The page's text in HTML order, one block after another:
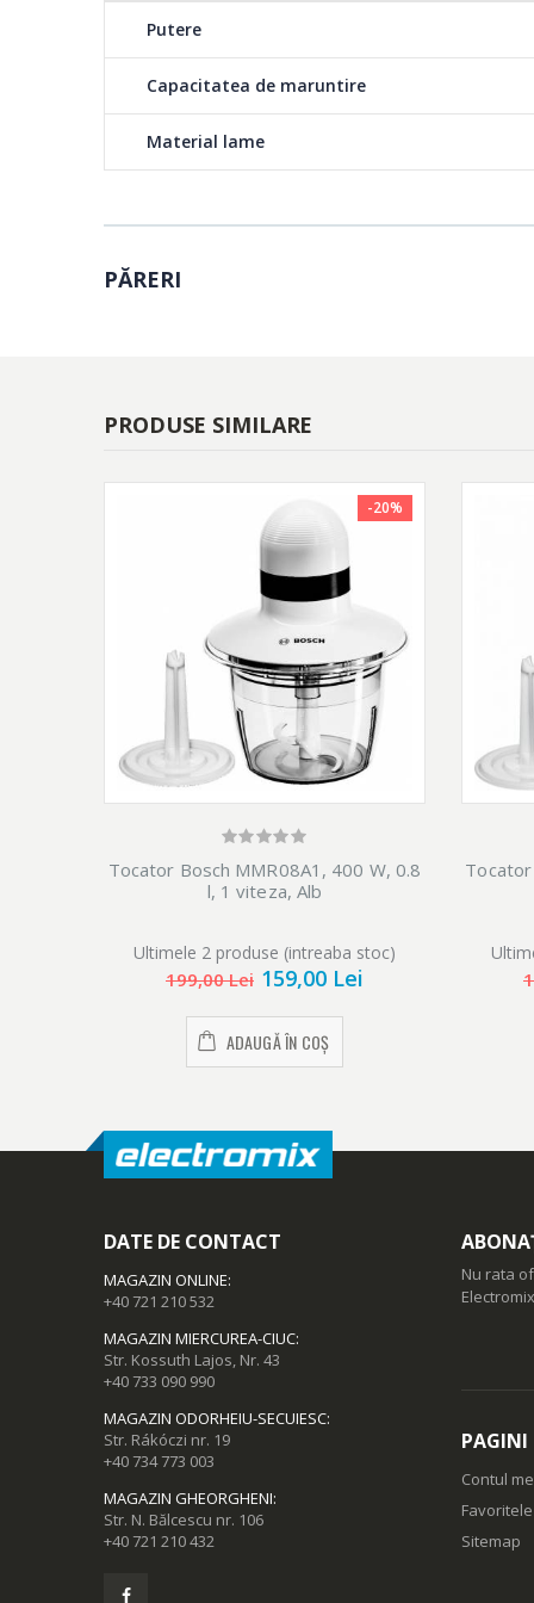
Putere
Capacitatea de maruntire
Material lame
PĂRERI
PRODUSE SIMILARE
-20%
Tocator Bosch MMR08A1, 400 W, 0.8
l, 1 viteza, Alb
Ultimele 2 produse (intreaba stoc)
199,00 Lei 159,00 Lei
ADAUGĂ ÎN COȘ
Tocator
DATE DE CONTACT
MAGAZIN ONLINE:
+40 721 210 532
MAGAZIN MIERCUREA-CIUC:
Str. Kossuth Lajos, Nr. 43
+40 733 090 990
MAGAZIN ODORHEIU-SECUIESC:
Str. Rákóczi nr. 19
+40 734 773 003
MAGAZIN GHEORGHENI:
Str. N. Bălcescu nr. 106
+40 721 210 432
Nu rata
PAGINI
Contul
Sitemap